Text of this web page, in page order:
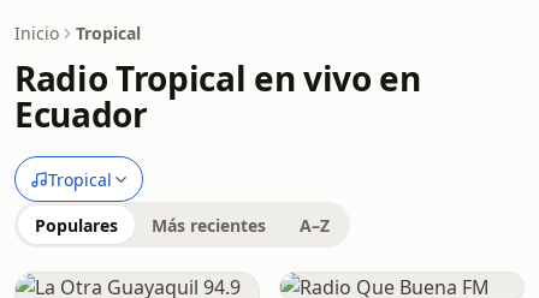
Inicio Tropical
Radio Tropical en vivo en
Ecuador
Tropical
Populares Más recientes A–Z